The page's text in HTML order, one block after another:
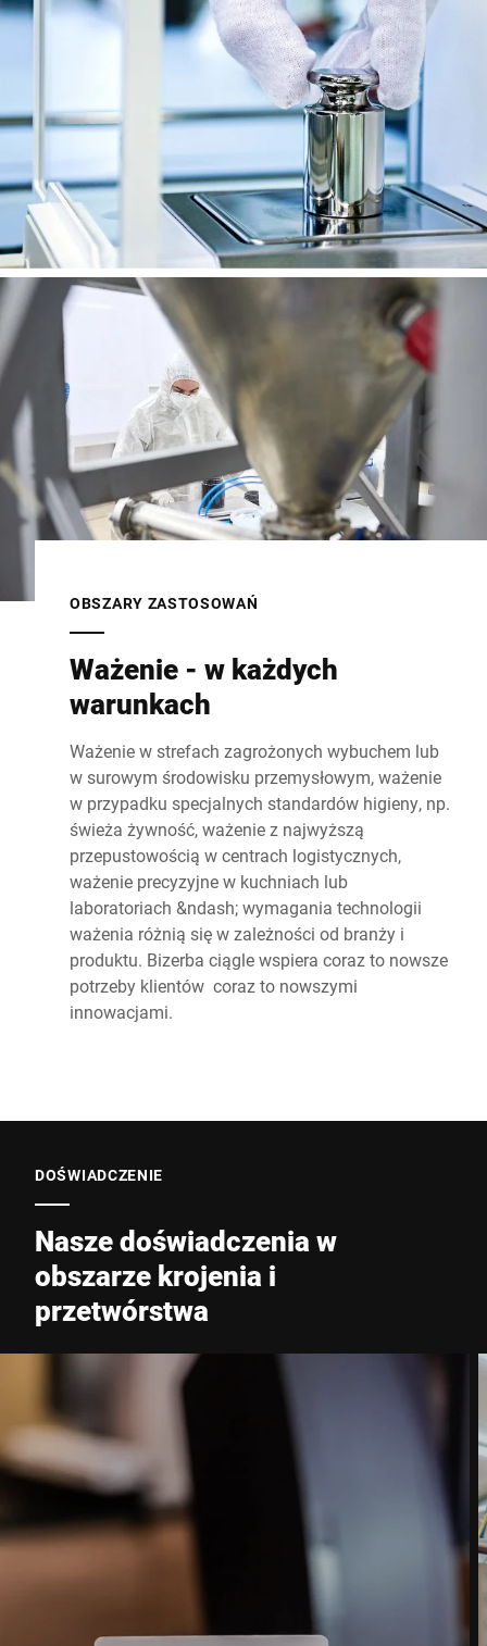
OBSZARY ZASTOSOWAŃ
Ważenie - w każdych
warunkach
Ważenie w strefach zagrożonych wybuchem lub
w surowym środowisku przemysłowym, ważenie
w przypadku specjalnych standardów higieny, np.
świeża żywność, ważenie z najwyższą
przepustowością w centrach logistycznych,
ważenie precyzyjne w kuchniach lub
laboratoriach &ndash; wymagania technologii
ważenia różnią się w zależności od branży i
produktu. Bizerba ciągle wspiera coraz to nowsze
potrzeby klientów coraz to nowszymi
innowacjami.
DOŚWIADCZENIE
Nasze doświadczenia w
obszarze krojenia i
przetwórstwa